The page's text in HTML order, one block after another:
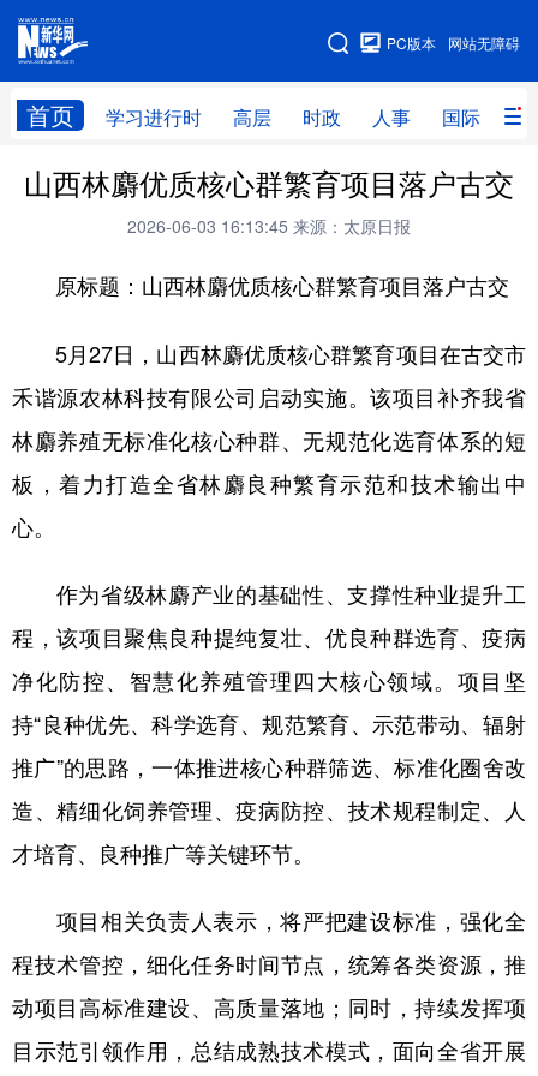
网站无障碍
PC版本
首页 学习进行时 高层 时政 人事 国际 财
网站地图
学习进行时 高层 时政 人事
财经 网评
台湾 思客智库 全球连线 教育
文化 健康 军事
访谈 视频 图片 政务
法律 中央文件 金融 汽车
学术中国 乡村振兴 银龄 溯源中国
城市 旅游 能源 会展
彩票 娱乐 时尚 悦读
公益 一带一路 亚太网 上市公司
文化产业
北京 天津 河北 山西
辽宁 吉林 上海 江苏
山西林麝优质核心群繁育项目落户古交
2026-06-03 16:13:45 来源：太原日报
原标题：山西林麝优质核心群繁育项目落户古交
5月27日，山西林麝优质核心群繁育项目在古交市
禾谐源农林科技有限公司启动实施。该项目补齐我省
林麝养殖无标准化核心种群、无规范化选育体系的短
板，着力打造全省林麝良种繁育示范和技术输出中
心。
作为省级林麝产业的基础性、支撑性种业提升工
程，该项目聚焦良种提纯复壮、优良种群选育、疫病
净化防控、智慧化养殖管理四大核心领域。项目坚
持“良种优先、科学选育、规范繁育、示范带动、辐射
推广”的思路，一体推进核心种群筛选、标准化圈舍改
造、精细化饲养管理、疫病防控、技术规程制定、人
才培育、良种推广等关键环节。
项目相关负责人表示，将严把建设标准，强化全
程技术管控，细化任务时间节点，统筹各类资源，推
动项目高标准建设、高质量落地；同时，持续发挥项
目示范引领作用，总结成熟技术模式，面向全省开展